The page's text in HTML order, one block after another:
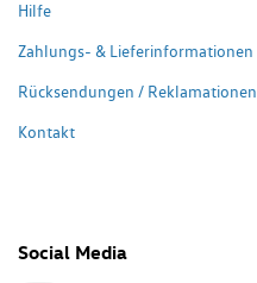
Hilfe
Zahlungs- & Lieferinformationen
Rücksendungen / Reklamationen
Kontakt
Social Media